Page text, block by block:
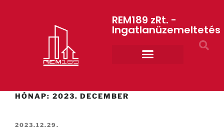
REM189 zRt. -
Ingatlanüzemeltetés
HÓNAP: 2023. DECEMBER
2023.12.29.